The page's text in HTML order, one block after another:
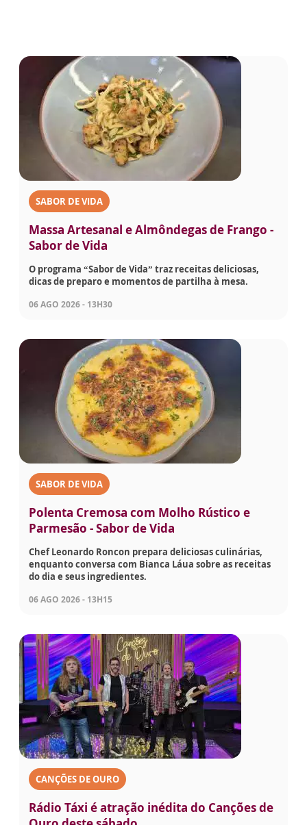
SABOR DE VIDA
Massa Artesanal e Almôndegas de Frango -
Sabor de Vida
O programa “Sabor de Vida” traz receitas deliciosas,
dicas de preparo e momentos de partilha à mesa.
06 AGO 2026 - 13H30
SABOR DE VIDA
Polenta Cremosa com Molho Rústico e
Parmesão - Sabor de Vida
Chef Leonardo Roncon prepara deliciosas culinárias,
enquanto conversa com Bianca Láua sobre as receitas
do dia e seus ingredientes.
06 AGO 2026 - 13H15
CANÇÕES DE OURO
Rádio Táxi é atração inédita do Canções de